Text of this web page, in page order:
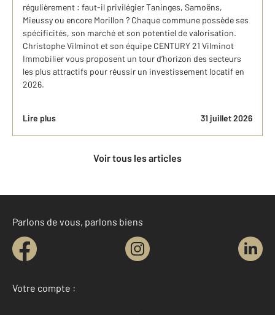
régulièrement : faut-il privilégier Taninges, Samoëns,
Mieussy ou encore Morillon ? Chaque commune possède ses
spécificités, son marché et son potentiel de valorisation.
Christophe Vilminot et son équipe CENTURY 21 Vilminot
Immobilier vous proposent un tour d’horizon des secteurs
les plus attractifs pour réussir un investissement locatif en
2026.
Lire plus 31 juillet 2026
Voir tous les articles
Parlons de vous, parlons biens
Votre compte :
Accéder à mon compte